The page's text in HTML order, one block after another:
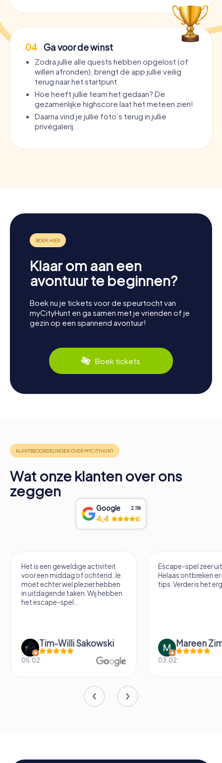
04 Ga voor de winst
Zodra jullie alle quests hebben opgelost (of
willen afronden), brengt de app jullie veilig
terug naar het startpunt.
Hoe heeft jullie team het gedaan? De
gezamenlijke highscore laat het meteen zien!
Daarna vind je jullie foto’s terug in jullie
privégalerij.
Klaar om aan een
avontuur te beginnen?
Boek nu je tickets voor de speurtocht van
myCityHunt en ga samen met je vrienden of je
gezin op een spannend avontuur!
Boek tickets
Wat onze klanten over ons
zeggen
Google 2.118
4,4
Het is een geweldige activiteit
voor een middag of ochtend. Je
moet echter wel plezier hebben
in uitdagende taken. Wij hebben
het escape-spel...
Tim-Willi Sakowski
05.02.
Escape-spel zeer
Helaas ontbreken er
tips. Verder is het
Mareen
03.02.